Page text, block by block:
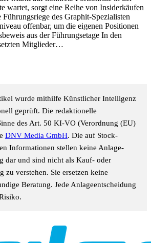
wartet, sorgt eine Reihe von Insiderkäufen
des Graphit-Spezialisten
offenbar, um die eigenen Positionen
aus der Führungsetage In den
Mitglieder…
wurde mithilfe Künstlicher Intelligenz
geprüft. Die redaktionelle
des Art. 50 KI-VO (Verordnung (EU)
DNV Media GmbH. Die auf Stock-
Informationen stellen keine Anlage-
dar und sind nicht als Kauf- oder
zu verstehen. Sie ersetzen keine
Beratung. Jede Anlageentscheidung